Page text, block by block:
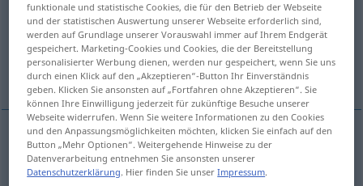
Übersicht aller Übersetzungen
(Für mehr Details die Übersetzung anklicken/antippen)
di merda
merda abgefuckt VULG
funktionale und statistische Cookies, die für den Betrieb der Webseite
und der statistischen Auswertung unserer Webseite erforderlich sind,
werden auf Grundlage unserer Vorauswahl immer auf Ihrem Endgerät
gespeichert. Marketing-Cookies und Cookies, die der Bereitstellung
personalisierter Werbung dienen, werden nur gespeichert, wenn Sie uns
durch einen Klick auf den „Akzeptieren“-Button Ihr Einverständnis
geben. Klicken Sie ansonsten auf „Fortfahren ohne Akzeptieren“. Sie
können Ihre Einwilligung jederzeit für zukünftige Besuche unserer
Webseite widerrufen. Wenn Sie weitere Informationen zu den Cookies
und den Anpassungsmöglichkeiten möchten, klicken Sie einfach auf den
Button „Mehr Optionen“. Weitergehende Hinweise zu der
Datenverarbeitung entnehmen Sie ansonsten unserer
Datenschutzerklärung. Hier finden Sie unserImpressum.